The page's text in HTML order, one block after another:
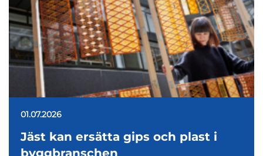
01.07.2026
Jäst kan ersätta gips och plast i
byggbranschen